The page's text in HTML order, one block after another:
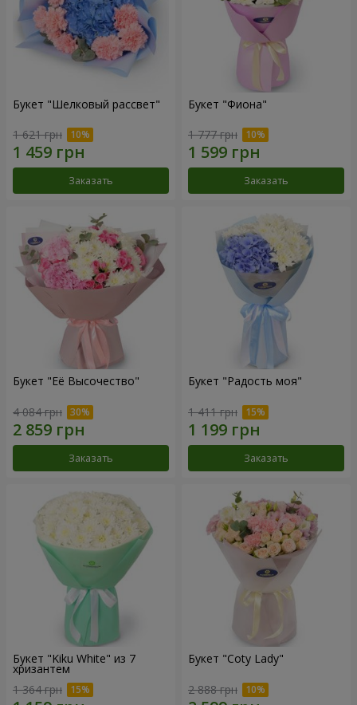
Букет "Шелковый рассвет"
1 621 грн
Заказать
Букет "Фиона"
1 777 грн
Заказать
Букет "Её Высочество"
4 084 грн
Заказать
Букет "Радость моя"
1 411 грн
Заказать
Букет "Kiku White" из 7
хризантем
1 364 грн
Букет "Coty Lady"
2 888 грн